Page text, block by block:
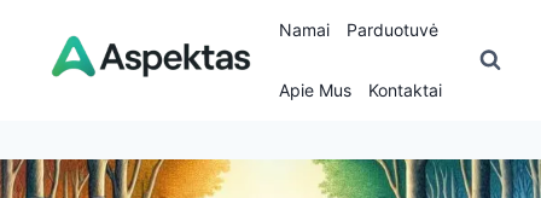
content
Namai Parduotuvė
Apie Mus Kontaktai